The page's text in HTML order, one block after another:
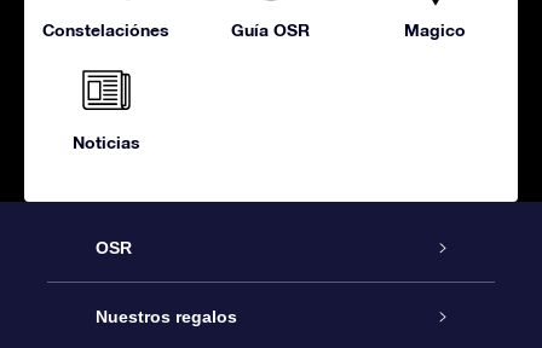
Constelaciónes Guía OSR Magico
Noticias
OSR
Atención
Nuestros regalos